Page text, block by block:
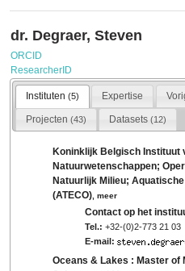
dr. Degraer, Steven
ORCID
ResearcherID
Instituten (5) Expertise
Projecten (43) Datasets(12)
Koninklijk Belgisch Instituut
Natuurwetenschappen;
Natuurlijk Milieu;
(ATECO) ,meer
Contact op het
Tel.: +32-(0)2-773 21 03
E-mail:
Oceans & Lakes : Master of